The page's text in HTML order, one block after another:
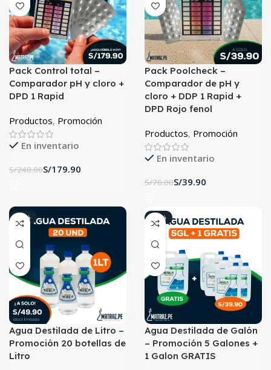
Pack Control total –
Comparador pH y cloro +
DPD 1 Rapid
Productos, Promoción
En inventario
S/240.00S/179.90
Pack Poolcheck –
Comparador de pH y
cloro + DDP 1 Rapid +
DPD Rojo fenol
Productos, Promoción
En inventario
S/70.00S/39.90
-17%
Agua Destilada de Litro –
Promoción 20 botellas de
Litro
-17%
Agua Destilada de Galón
– Promoción 5 Galones +
1 Galon GRATIS